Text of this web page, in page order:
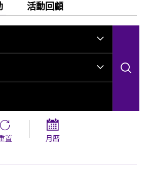
活動回顧
置 月曆